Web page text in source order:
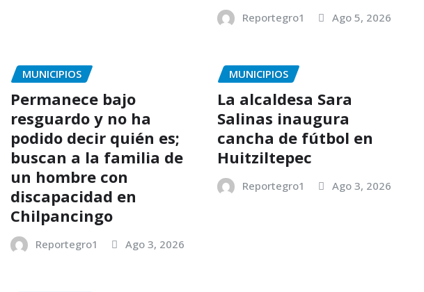
Reportegro1 Ago 5, 2026
MUNICIPIOS
Permanece bajo
resguardo y no ha
podido decir quién es;
buscan a la familia de
un hombre con
discapacidad en
Chilpancingo
Reportegro1 Ago 3, 2026
MUNICIPIOS
La alcaldesa Sara
Salinas inaugura
cancha de fútbol en
Huitziltepec
Reportegro1 Ago 3, 2026